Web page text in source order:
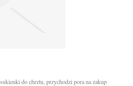
do chrztu, przychodzi pora na zakup